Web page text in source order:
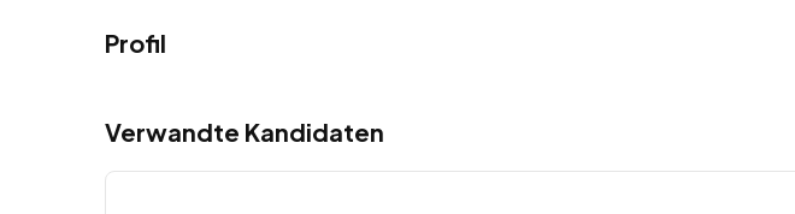
Profil
Verwandte Kandidaten